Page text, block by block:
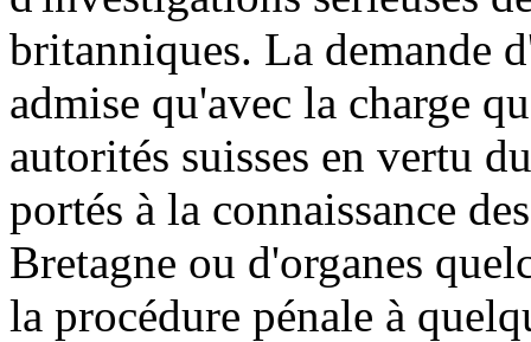
britanniques. La demande
admise qu'avec la charge
autorités suisses en vertu
portés à la connaissance
Bretagne ou d'organes
la procédure pénale à